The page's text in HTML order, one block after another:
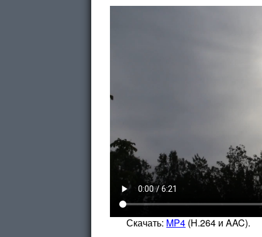
Скачать: MP4 (H.264 и AAC).